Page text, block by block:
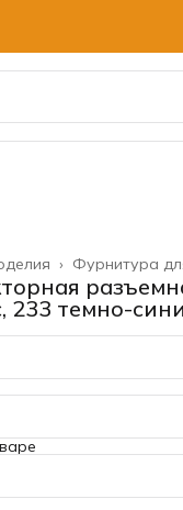
Фурнитура
›
›
233 темно-